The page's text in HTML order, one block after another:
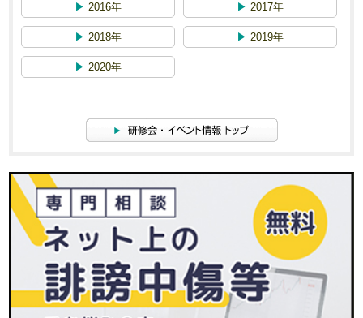
▶2016年 ▶ 2017年
▶2018年 ▶ 2019年
▶2020年